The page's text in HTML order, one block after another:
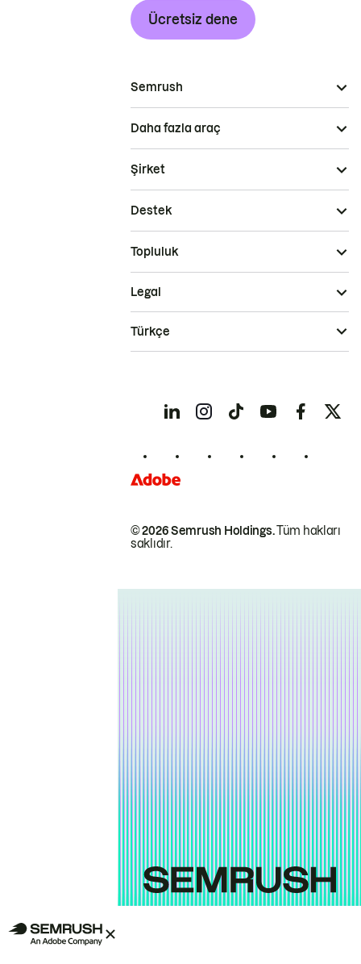
Ücretsiz dene
Semrush
Daha fazla araç
Şirket
Destek
Topluluk
© 2026 Semrush Holdings.Tüm hakları
saklıdır.
Legal
Türkçe